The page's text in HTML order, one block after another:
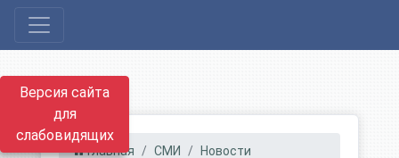
Версия сайта
для
слабовидящих
Главная СМИ
Новости